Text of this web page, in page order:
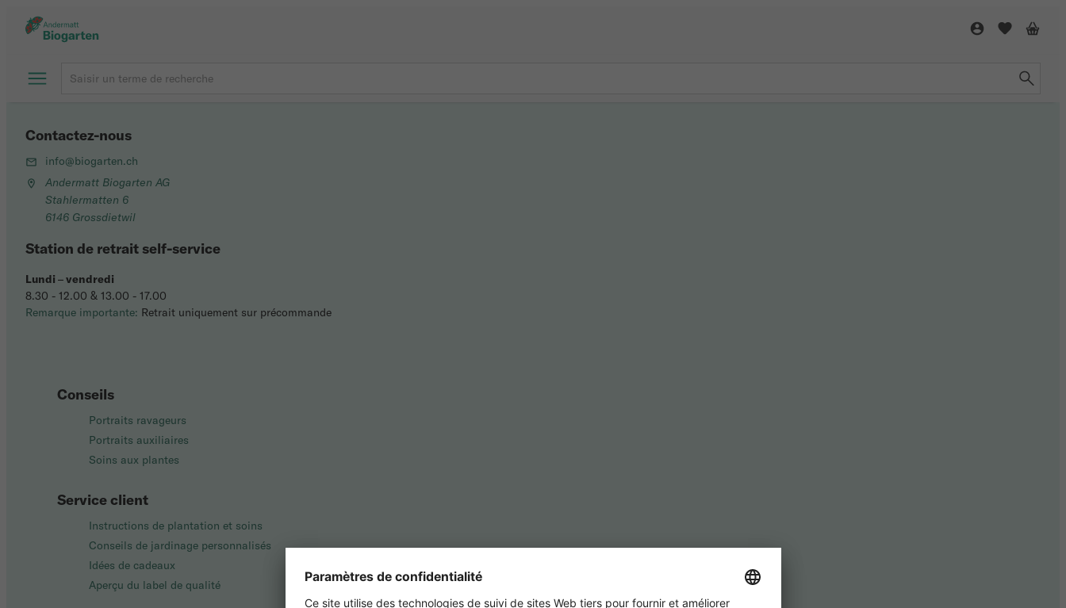
Conseils
Portraits ravageurs
Portraits auxiliaires
Soins aux plantes
Service client
Instructions de plantation et soins
Conseils de jardinage personnalisés
Idées de cadeaux
Aperçu du label de qualité
Contactez-nous
info@biogarten.ch
Andermatt Biogarten AG
Stahlermatten 6
6146 Grossdietwil
Station de retrait self-service
Lundi –vendredi
8.30 - 12.00 & 13.00 - 17.00
Remarque importante: Retrait uniquement sur précommande